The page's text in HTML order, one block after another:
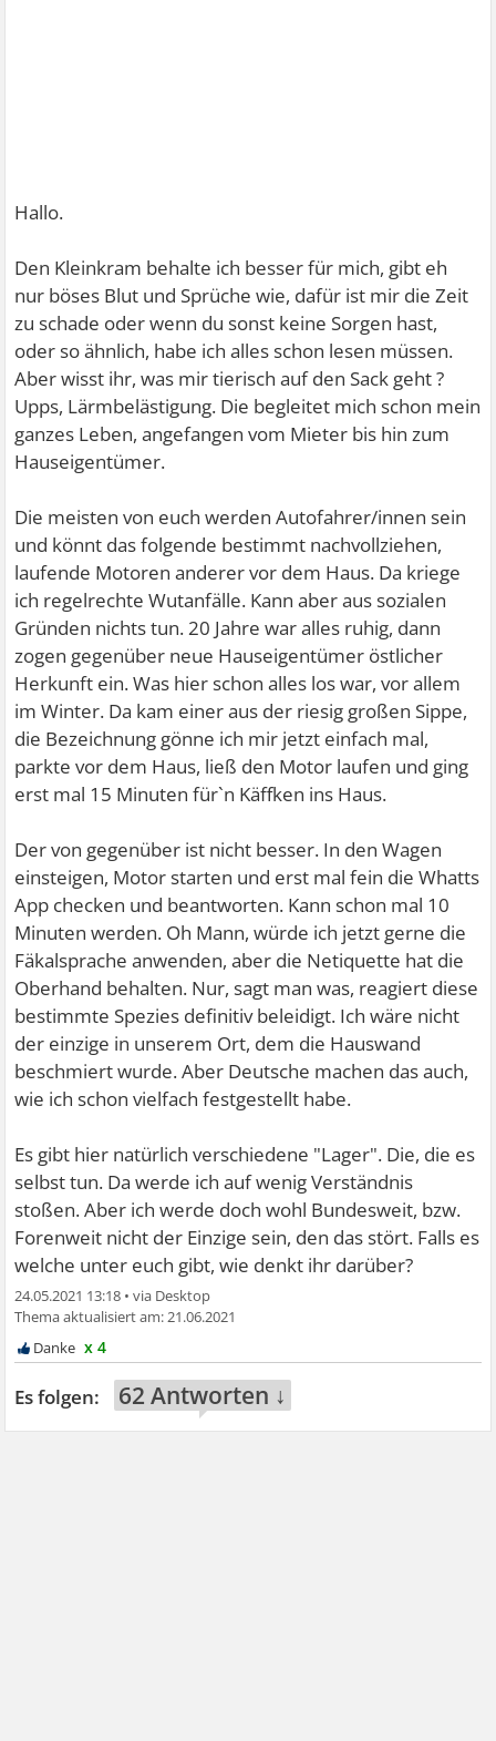
Hallo.
Den Kleinkram behalte ich besser für mich, gibt eh
nur böses Blut und Sprüche wie, dafür ist mir die Zeit
zu schade oder wenn du sonst keine Sorgen hast,
oder so ähnlich, habe ich alles schon lesen müssen.
Aber wisst ihr, was mir tierisch auf den Sack geht ?
Upps, Lärmbelästigung. Die begleitet mich schon mein
ganzes Leben, angefangen vom Mieter bis hin zum
Hauseigentümer.
Die meisten von euch werden Autofahrer/innen sein
und könnt das folgende bestimmt nachvollziehen,
laufende Motoren anderer vor dem Haus. Da kriege
ich regelrechte Wutanfälle. Kann aber aus sozialen
Gründen nichts tun. 20 Jahre war alles ruhig, dann
zogen gegenüber neue Hauseigentümer östlicher
Herkunft ein. Was hier schon alles los war, vor allem
im Winter. Da kam einer aus der riesig großen Sippe,
die Bezeichnung gönne ich mir jetzt einfach mal,
parkte vor dem Haus, ließ den Motor laufen und ging
erst mal 15 Minuten für`n Käffken ins Haus.
Der von gegenüber ist nicht besser. In den Wagen
einsteigen, Motor starten und erst mal fein die Whatts
App checken und beantworten. Kann schon mal 10
Minuten werden. Oh Mann, würde ich jetzt gerne die
Fäkalsprache anwenden, aber die Netiquette hat die
Oberhand behalten. Nur, sagt man was, reagiert diese
bestimmte Spezies definitiv beleidigt. Ich wäre nicht
der einzige in unserem Ort, dem die Hauswand
beschmiert wurde. Aber Deutsche machen das auch,
wie ich schon vielfach festgestellt habe.
Es gibt hier natürlich verschiedene "Lager". Die, die es
selbst tun. Da werde ich auf wenig Verständnis
stoßen. Aber ich werde doch wohl Bundesweit, bzw.
Forenweit nicht der Einzige sein, den das stört. Falls es
welche unter euch gibt, wie denkt ihr darüber?
24.05.2021 13:18 •
21.06.2021
x 4
62 Antworten ↓